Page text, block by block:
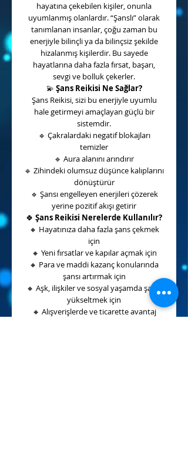
hayatına çekebilen kişiler, onunla
uyumlanmış olanlardır. “Şanslı” olarak
tanımlanan insanlar, çoğu zaman bu
enerjiyle bilinçli ya da bilinçsiz şekilde
hizalanmış kişilerdir. Bu sayede
hayatlarına daha fazla fırsat, başarı,
sevgi ve bolluk çekerler.
💫 Şans Reikisi Ne Sağlar?
Şans Reikisi, sizi bu enerjiyle uyumlu
hale getirmeyi amaçlayan güçlü bir
sistemdir.
🔹 Çakralardaki negatif blokajları
temizler
🔹 Aura alanını arındırır
🔹 Zihindeki olumsuz düşünce kalıplarını
dönüştürür
🔹 Şansı engelleyen enerjileri çözerek
yerine pozitif akışı getirir
🍀 Şans Reikisi Nerelerde Kullanılır?
🔸 Hayatınıza daha fazla şans çekmek
için
🔸 Yeni fırsatlar ve kapılar açmak için
🔸 Para ve maddi kazanç konularında
şansı artırmak için
🔸 Aşk, ilişkiler ve sosyal yaşamda şansı
yükseltmek için
🔸 Alışverişlerde ve ticarette avantaj